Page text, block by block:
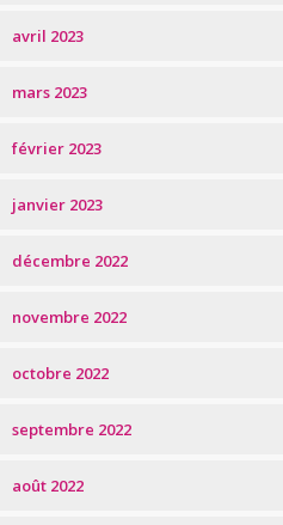
avril 2023
mars 2023
février 2023
janvier 2023
décembre 2022
novembre 2022
octobre 2022
septembre 2022
août 2022